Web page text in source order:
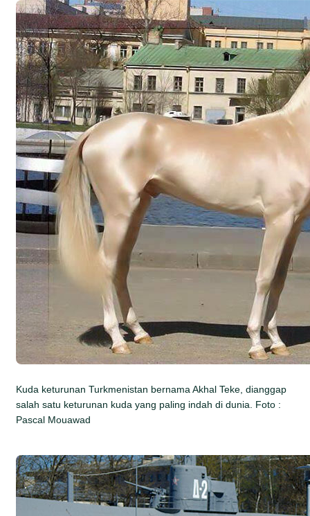
Kuda keturunan Turkmenistan bernama Akhal Teke, dianggap
salah satu keturunan kuda yang paling indah di dunia. Foto :
Pascal Mouawad